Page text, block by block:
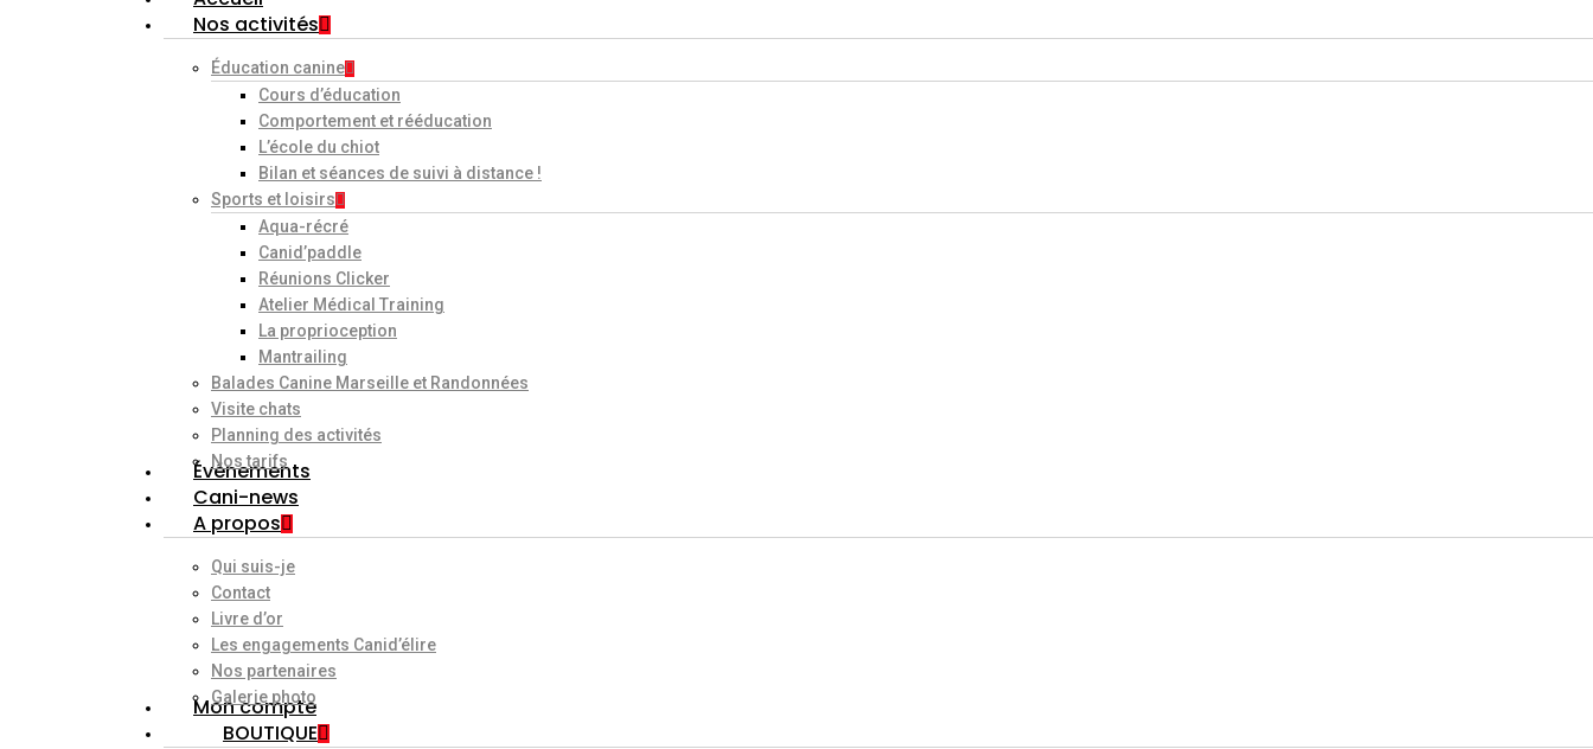
Nos activités
Éducation canine
Cours d’éducation
Comportement et rééducation
L’école du chiot
Bilan et séances de suivi à distance !
Sports et loisirs
Aqua-récré
Canid’paddle
Réunions Clicker
Atelier Médical Training
La proprioception
Mantrailing
Balades Canine Marseille et Randonnées
Visite chats
Planning des activités
Nos tarifs
Événements
Cani-news
A propos
Qui suis-je
Contact
Livre d’or
Les engagements Canid’élire
Nos partenaires
Galerie photo
Mon compte
BOUTIQUE